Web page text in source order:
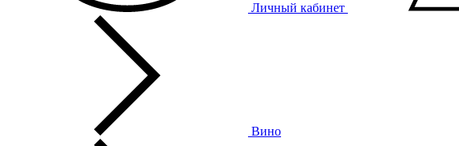
Личный кабинет
Вино